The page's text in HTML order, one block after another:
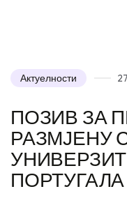
Актуелности
ПОЗИВ ЗА
РАЗМЈЕНУ
ПОРТУГАЛА